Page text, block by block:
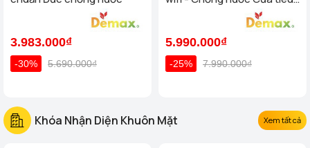
3.983.000₫
-30% 5.690.000₫
5.990.000₫
-25% 7.990.000₫
Khóa Nhận Diện Khuôn Mặt Xem tất cả